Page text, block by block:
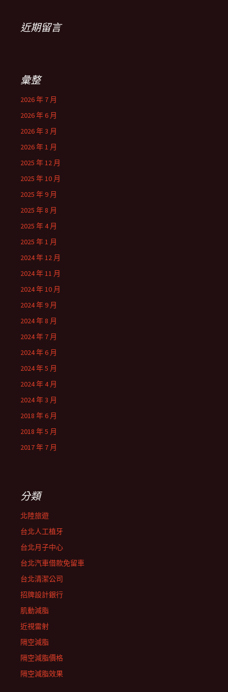
近期留言
彙整
2026 年 7 月
2026 年 6 月
2026 年 3 月
2026 年 1 月
2025 年 12 月
2025 年 10 月
2025 年 9 月
2025 年 8 月
2025 年 4 月
2025 年 1 月
2024 年 12 月
2024 年 11 月
2024 年 10 月
2024 年 9 月
2024 年 8 月
2024 年 7 月
2024 年 6 月
2024 年 5 月
2024 年 4 月
2024 年 3 月
2018 年 6 月
2018 年 5 月
2017 年 7 月
分類
北陸旅遊
台北人工植牙
台北月子中心
台北汽車借款免留車
台北清潔公司
招牌設計銀行
肌動減脂
近視雷射
隔空減脂
隔空減脂價格
隔空減脂效果